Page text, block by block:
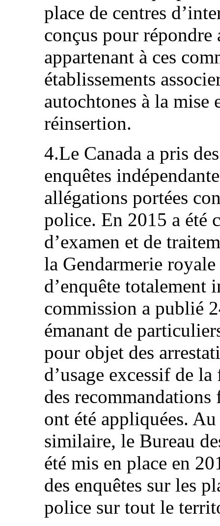
place de centres
conçus pour répondre
appartenant à ces
établissements
autochtones à la mise
réinsertion.
4.Le Canada a pris
enquêtes
allégations portées
police. En 2015 a été
d’examen et de
la Gendarmerie
d’enquête totalement
commission a publié
émanant de
pour objet des
d’usage excessif de
des recommandations
ont été appliquées.
similaire, le Bureau
été mis en place en
des enquêtes sur les
police sur tout le